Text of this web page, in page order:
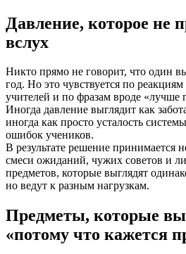
Давление, которое не
вслух
Никто прямо не говорит, что один
год. Но это чувствуется по
учителей и по фразам вроде «лучше
Иногда давление выглядит как
иногда как просто усталость
ошибок учеников.
В результате решение принимается
смеси ожиданий, чужих советов и
предметов, которые выглядят
но ведут к разным нагрузкам.
Предметы, которые
«потому что кажется